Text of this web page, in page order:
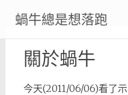
content
蝸牛總是想落跑
關於蝸牛
今天(2011/06/06)看了